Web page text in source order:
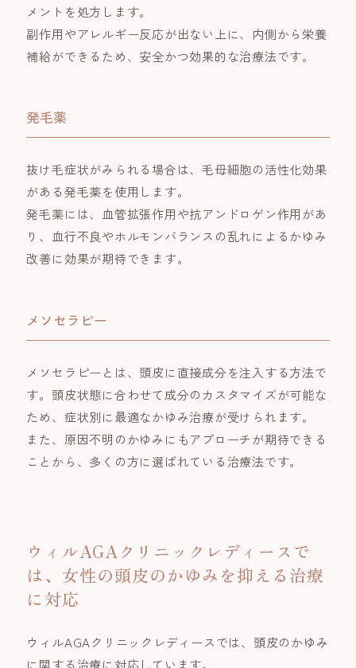
メントを処方します。
副作用やアレルギー反応が出ない上に、内側から栄養
補給ができるため、安全かつ効果的な治療法です。
発毛薬
抜け毛症状がみられる場合は、毛母細胞の活性化効果
がある発毛薬を使用します。
発毛薬には、血管拡張作用や抗アンドロゲン作用があ
り、血行不良やホルモンバランスの乱れによるかゆみ
改善に効果が期待できます。
メソセラピー
メソセラピーとは、頭皮に直接成分を注入する方法で
す。頭皮状態に合わせて成分のカスタマイズが可能な
ため、症状別に最適なかゆみ治療が受けられます。
また、原因不明のかゆみにもアプローチが期待できる
ことから、多くの方に選ばれている治療法です。
ウィルAGAクリニックレディースで
は、女性の頭皮のかゆみを抑える治療
に対応
ウィルAGAクリニックレディースでは、頭皮のかゆみ
に関する治療に対応しています。